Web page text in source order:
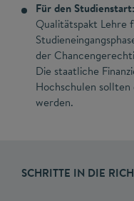
Für den Studienstart:
Qualitätspakt Lehre
der
Die staatliche
Hochschulen
werden.
SCHRITTE IN DIE